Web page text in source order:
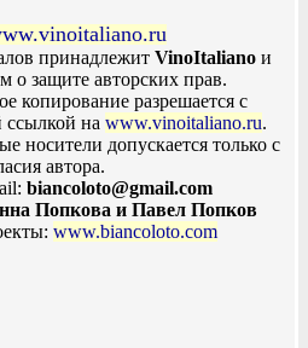
принадлежит VinoItalianoи
о защите авторских прав.
копирование разрешается с
ссылкой на www.vinoitaliano.ru.
носители допускается только с
автора.
biancoloto@gmail.com
Попкова и Павел Попков
www.biancoloto.com